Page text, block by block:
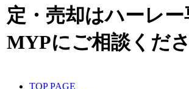
定・売却はハーレ
MYPにご相談くださ
TOP PAGE